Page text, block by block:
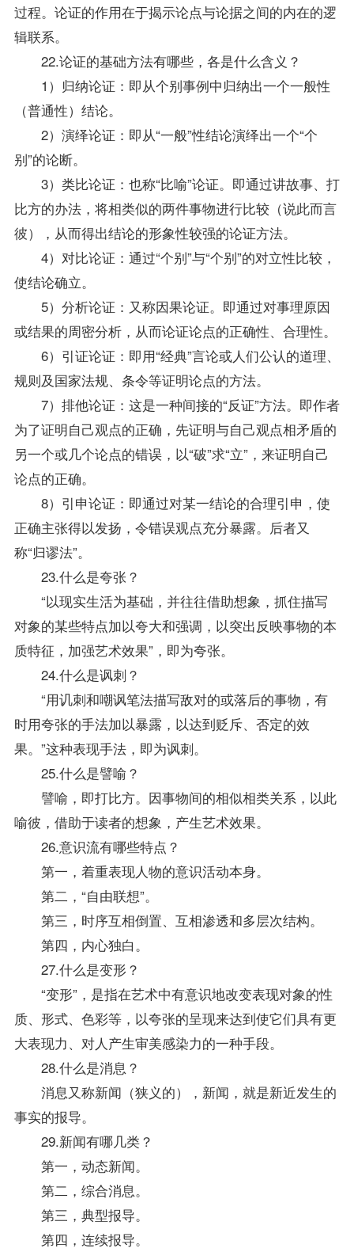
过程。论证的作用在于揭示论点与论据之间的内在的逻
辑联系。
22.论证的基础方法有哪些，各是什么含义？
1）归纳论证：即从个别事例中归纳出一个一般性
（普通性）结论。
2）演绎论证：即从“一般”性结论演绎出一个“个
别”的论断。
3）类比论证：也称“比喻”论证。即通过讲故事、打
比方的办法，将相类似的两件事物进行比较（说此而言
彼），从而得出结论的形象性较强的论证方法。
4）对比论证：通过“个别”与“个别”的对立性比较，
使结论确立。
5）分析论证：又称因果论证。即通过对事理原因
或结果的周密分析，从而论证论点的正确性、合理性。
6）引证论证：即用“经典”言论或人们公认的道理、
规则及国家法规、条令等证明论点的方法。
7）排他论证：这是一种间接的“反证”方法。即作者
为了证明自己观点的正确，先证明与自己观点相矛盾的
另一个或几个论点的错误，以“破”求“立”，来证明自己
论点的正确。
8）引申论证：即通过对某一结论的合理引申，使
正确主张得以发扬，令错误观点充分暴露。后者又
称“归谬法”。
23.什么是夸张？
“以现实生活为基础，并往往借助想象，抓住描写
对象的某些特点加以夸大和强调，以突出反映事物的本
质特征，加强艺术效果”，即为夸张。
24.什么是讽刺？
“用讥刺和嘲讽笔法描写敌对的或落后的事物，有
时用夸张的手法加以暴露，以达到贬斥、否定的效
果。”这种表现手法，即为讽刺。
25.什么是譬喻？
譬喻，即打比方。因事物间的相似相类关系，以此
喻彼，借助于读者的想象，产生艺术效果。
26.意识流有哪些特点？
第一，着重表现人物的意识活动本身。
第二，“自由联想”。
第三，时序互相倒置、互相渗透和多层次结构。
第四，内心独白。
27.什么是变形？
“变形”，是指在艺术中有意识地改变表现对象的性
质、形式、色彩等，以夸张的呈现来达到使它们具有更
大表现力、对人产生审美感染力的一种手段。
28.什么是消息？
消息又称新闻（狭义的），新闻，就是新近发生的
事实的报导。
29.新闻有哪几类？
第一，动态新闻。
第二，综合消息。
第三，典型报导。
第四，连续报导。